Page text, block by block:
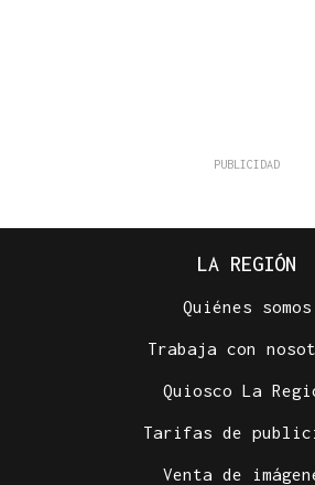
LA REGIÓN
Quiénes somos
Trabaja con
Quiosco La
Tarifas de
Venta de